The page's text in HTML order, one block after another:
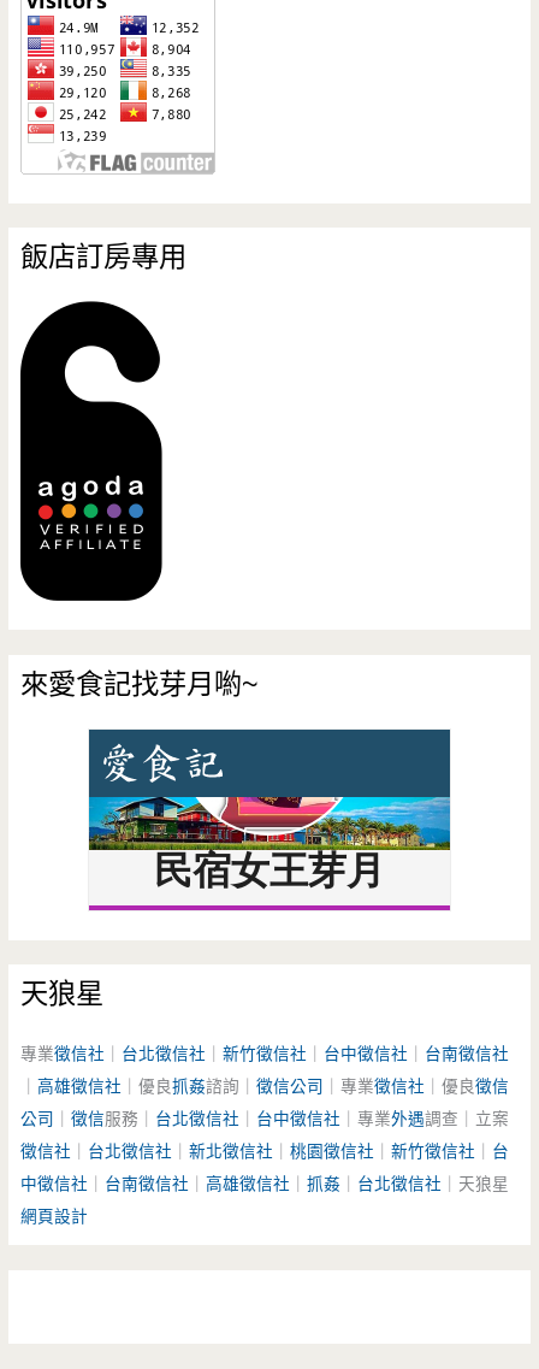
飯店訂房專用
來愛食記找芽月喲~
天狼星
專業徵信社 台北徵信社 ｜新竹徵信社 台中徵信社
台南徵信社
｜高雄徵信社 ｜優良抓姦諮詢｜徵信公司 ｜專業徵信社 ｜優良徵信
公司
｜徵信服務｜ 台北徵信社 台中徵信社 ｜專業外遇調查｜立案
徵信社
台北徵信社 ｜新北徵信社 ｜桃園徵信社 ｜新竹徵信社
台
中徵信社
台南徵信社 ｜高雄徵信社 ｜抓姦 台北徵信社 ｜天狼星
網頁設計